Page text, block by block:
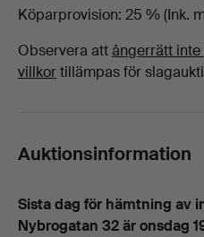
Auktionsverk
Fine
vetenskapshistoria och har
avancerade vetenskapens
astronomiskt kompendium
ett konstverk i sig. Ett
Norén ger oss en kristallklar
skrivarprocess och vad
Köparprovision 25 % (Ink.
Observera attångerrätt
villkortillämpas för
Auktionsinformation
Sista dag för hämtning av
Nybrogatan 32 är onsdag